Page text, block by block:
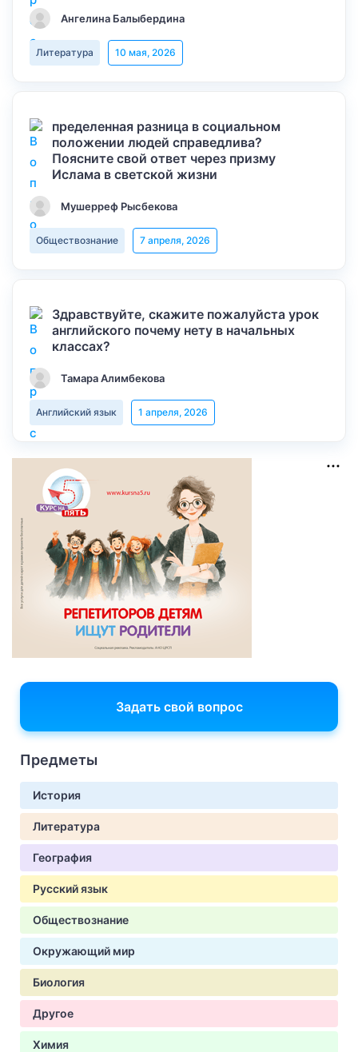
Ангелина Балыбердина
Литература 10 мая, 2026
пределенная разница в социальном
положении людей справедлива?
Поясните свой ответ через призму
Ислама в светской жизни
Мушерреф Рысбекова
Обществознание 7 апреля, 2026
Здравствуйте, скажите пожалуйста урок
английского почему нету в начальных
классах?
Тамара Алимбекова
Английский язык 1 апреля, 2026
Задать свой вопрос
Предметы
История
Литература
География
Русский язык
Обществознание
Окружающий мир
Биология
Другое
Химия